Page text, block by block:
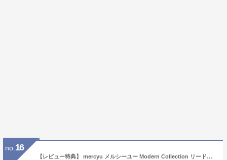
no. 16
【レビュー特典】 mercyu メルシーユー Modern Collection リードディフューザー MRU-86 内容量220ml 芳香期間4ヶ月 芳香剤 スティック おしゃれ 部屋 玄関 ディフューザー 香り